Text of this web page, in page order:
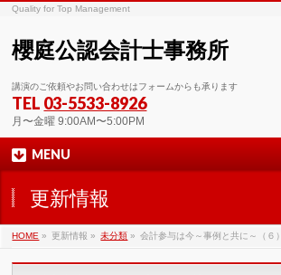
Quality for Top Management
櫻庭公認会計士事務所
講演のご依頼やお問い合わせはフォームからも承ります
TEL 03-5533-8926
月〜金曜 9:00AM〜5:00PM
MENU
更新情報
HOME » 更新情報 » 未分類 » 会計参与は今～事例と共に～（６）